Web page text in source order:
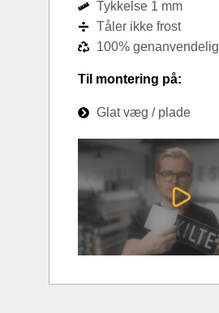
Tykkelse 1 mm
Tåler ikke frost
100% genanvendelig
Til montering på:
Glat væg / plade